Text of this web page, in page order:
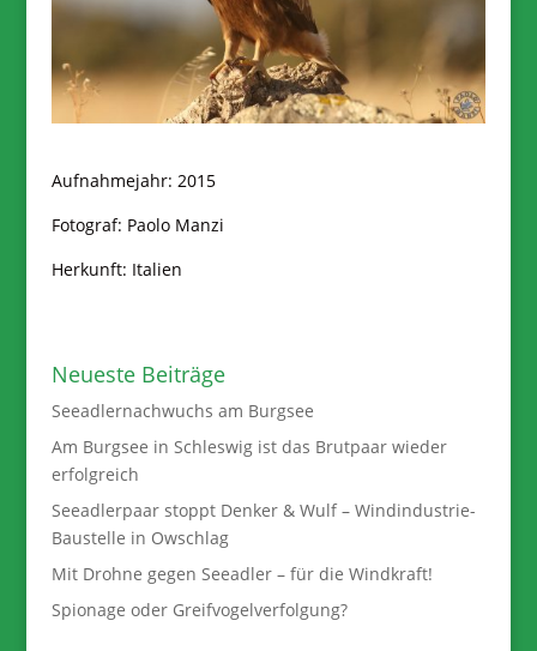
Aufnahmejahr: 2015
Fotograf: Paolo Manzi
Herkunft: Italien
Neueste Beiträge
Seeadlernachwuchs am Burgsee
Am Burgsee in Schleswig ist das Brutpaar wieder
erfolgreich
Seeadlerpaar stoppt Denker & Wulf – Windindustrie-
Baustelle in Owschlag
Mit Drohne gegen Seeadler – für die Windkraft!
Spionage oder Greifvogelverfolgung?